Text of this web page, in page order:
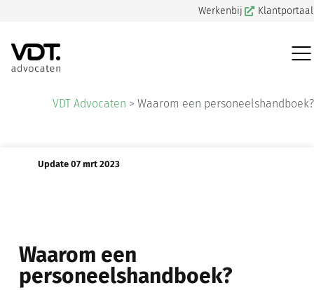
Werkenbij Klantportaal
VDT Advocaten > Waarom een personeelshandboek?
Update 07 mrt 2023
Waarom een
personeelshandboek?